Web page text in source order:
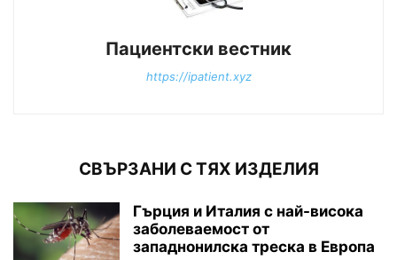
Пациентски вестник
https://ipatient.xyz
СВЪРЗАНИ С ТЯХ ИЗДЕЛИЯ
Гърция и Италия с най-висока
заболеваемост от
западнонилска треска в Европа